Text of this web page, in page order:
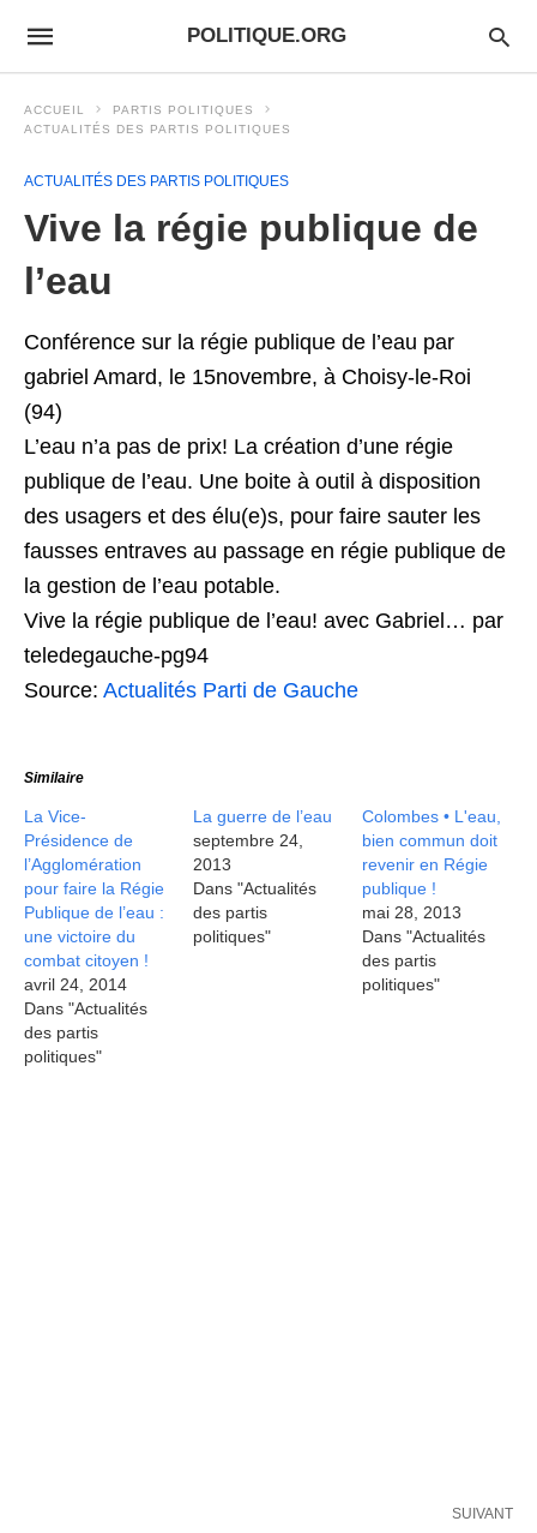
POLITIQUE.ORG
ACCUEIL
PARTIS POLITIQUES
ACTUALITÉS DES PARTIS POLITIQUES
ACTUALITÉS DES PARTIS POLITIQUES
Vive la régie publique de
l’eau
Conférence sur la régie publique de l’eau par
gabriel Amard, le 15novembre, à Choisy-le-Roi
(94)
L’eau n’a pas de prix! La création d’une régie
publique de l’eau. Une boite à outil à disposition
des usagers et des élu(e)s, pour faire sauter les
fausses entraves au passage en régie publique de
la gestion de l’eau potable.
Vive la régie publique de l’eau! avec Gabriel… par
teledegauche-pg94
Source: Actualités Parti de Gauche
Similaire
La Vice-
Présidence de
l’Agglomération
pour faire la Régie
Publique de l’eau :
une victoire du
combat citoyen !
avril 24, 2014
Dans "Actualités
des partis
politiques"
La guerre de l’eau
septembre 24,
2013
Dans "Actualités
des partis
politiques"
Colombes • L'eau,
bien commun doit
revenir en Régie
publique !
mai 28, 2013
Dans "Actualités
des partis
politiques"
SUIVANT